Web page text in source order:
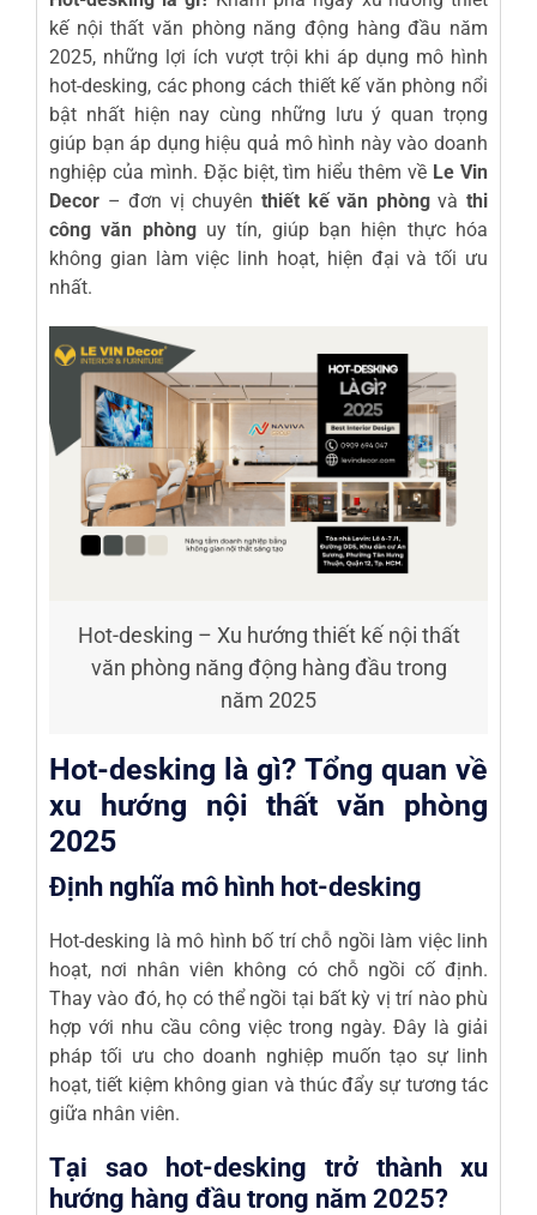
kế nội thất văn phòng năng động hàng đầu năm
2025, những lợi ích vượt trội khi áp dụng mô hình
hot-desking, các phong cách thiết kế văn phòng nổi
bật nhất hiện nay cùng những lưu ý quan trọng
giúp bạn áp dụng hiệu quả mô hình này vào doanh
nghiệp của mình. Đặc biệt, tìm hiểu thêm về Le Vin
Decor – đơn vị chuyên thiết kế văn phòngvàthi
công văn phòng uy tín, giúp bạn hiện thực hóa
không gian làm việc linh hoạt, hiện đại và tối ưu
nhất.
Hot-desking – Xu hướng thiết kế nội thất
văn phòng năng động hàng đầu trong
năm 2025
Hot-desking là gì? Tổng quan về
xu hướng nội thất văn phòng
2025
Định nghĩa mô hình hot-desking
Hot-desking là mô hình bố trí chỗ ngồi làm việc linh
hoạt, nơi nhân viên không có chỗ ngồi cố định.
Thay vào đó, họ có thể ngồi tại bất kỳ vị trí nào phù
hợp với nhu cầu công việc trong ngày. Đây là giải
pháp tối ưu cho doanh nghiệp muốn tạo sự linh
hoạt, tiết kiệm không gian và thúc đẩy sự tương tác
giữa nhân viên.
Tại sao hot-desking trở thành xu
hướng hàng đầu trong năm 2025?